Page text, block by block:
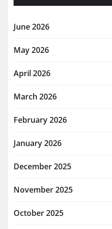
June 2026
May 2026
April 2026
March 2026
February 2026
January 2026
December 2025
November 2025
October 2025